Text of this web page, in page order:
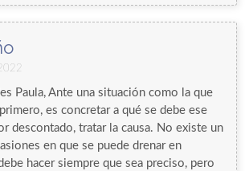
Paula, Ante una situación como la que
es concretar a qué se debe ese
descontado, tratar la causa. No existe un
en que se puede drenar en
hacer siempre que sea preciso, pero